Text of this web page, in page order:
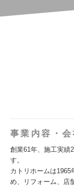
事業内容・
創業61年、施工実績
す。
カトリホームは1965
め、リフォーム、店